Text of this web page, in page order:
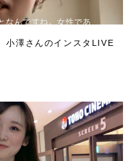
澤さんのインスタLIVE